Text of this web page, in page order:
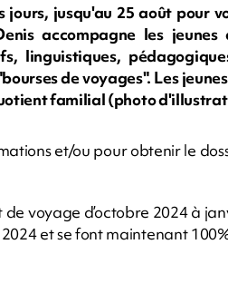
jours, jusqu'au 25 août pour
accompagne les
linguistiques,
de voyages". Les
familial (photo
et/ou pour obtenir le
voyage d’octobre 2024 à
et se font maintenant